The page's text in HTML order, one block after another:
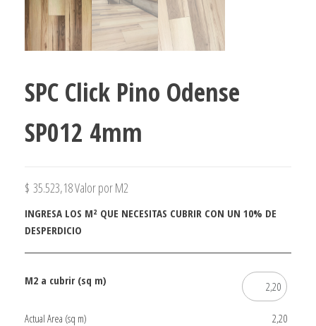
SPC Click Pino Odense
SP012 4mm
$ 35.523,18Valor por M2
INGRESA LOS M² QUE NECESITAS CUBRIR CON UN 10% DE
DESPERDICIO
M2 a cubrir (sq m)
Actual Area (sq m)
2,20